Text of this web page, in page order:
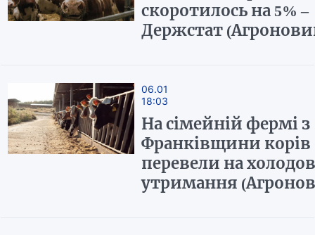
скоротилось на 5% –
Держстат
06.01
18:03
На сімейній фермі з
Франківщини корів
перевели на
утримання